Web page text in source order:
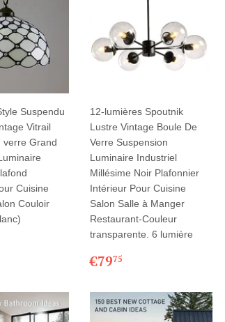
Suspendu
Vitrail
verre Grand
Cuisine
Couloir
12-lumières Spoutnik
Lustre Vintage Boule De
Verre Suspension
Luminaire Industriel
Millésime Noir Plafonnier
Intérieur Pour Cuisine
Salon Salle à Manger
Restaurant-Couleur
transparente. 6 lumière
PRIX
€7975